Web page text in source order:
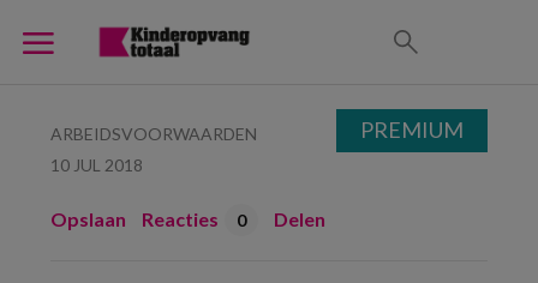
ARBEIDSVOORWAARDEN
10 JUL 2018
Opslaan Reacties 0 Delen
PREMIUM